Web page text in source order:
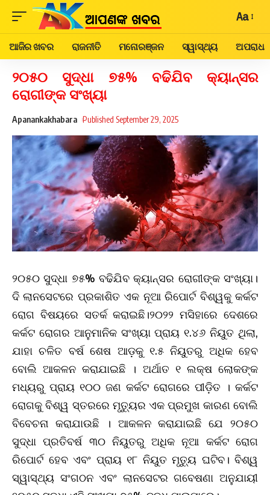
Aa
ଆଜିର ଖବର ରାଜନୀତି ମନୋରଞ୍ଜନ ସ୍ୱାସ୍ଥ୍ୟ ଅପରାଧ
୨୦୫୦ ସୁଦ୍ଧା ୭୫% ବଢିଯିବ କ୍ୟାନ୍ସର
ରୋଗୀଙ୍କ ସଂଖ୍ୟା
Apanankakhabara Published September 29, 2025
୨୦୫୦ ସୁଦ୍ଧା ୭୫% ବଢିଯିବ କ୍ୟାନ୍ସର ରୋଗୀଙ୍କ ସଂଖ୍ୟା।
ଦି ଲାନସେଟରେ ପ୍ରକାଶିତ ଏକ ନୂଆ ରିପୋର୍ଟ ବିଶ୍ୱକୁ କର୍କଟ
ରୋଗ ବିଷୟରେ ସତର୍କ କରାଇଛି।୨୦୨୨ ମସିହାରେ ଦେଶରେ
କର୍କଟ ରୋଗର ଆନୁମାନିକ ସଂଖ୍ୟା ପ୍ରାୟ ୧.୪୬ ନିୟୁତ ଥିଲା,
ଯାହା ଚଳିତ ବର୍ଷ ଶେଷ ଆଡ଼କୁ ୧.୫ ନିୟୁତରୁ ଅଧିକ ହେବ
ବୋଲି ଆକଳନ କରାଯାଇଛି । ଅର୍ଥାତ ୧ ଲକ୍ଷ ଲୋକଙ୍କ
ମଧ୍ୟରୁ ପ୍ରାୟ ୧୦୦ ଜଣ କର୍କଟ ରୋଗରେ ପୀଡ଼ିତ । କର୍କଟ
ରୋଗକୁ ବିଶ୍ୱ ସ୍ତରରେ ମୃତ୍ୟୁର ଏକ ପ୍ରମୁଖ କାରଣ ବୋଲି
ବିବେଚନା କରାଯାଉଛି । ଆକଳନ କରାଯାଇଛି ଯେ ୨୦୫୦
ସୁଦ୍ଧା ପ୍ରତିବର୍ଷ ୩୦ ନିୟୁତରୁ ଅଧିକ ନୂଆ କର୍କଟ ରୋଗ
ରିପୋର୍ଟ ହେବ ଏବଂ ପ୍ରାୟ ୧୮ ନିୟୁତ ମୃତ୍ୟୁ ଘଟିବ। ବିଶ୍ୱ
ସ୍ୱାସ୍ଥ୍ୟ ସଂଗଠନ ଏବଂ ଲାନସେଟର ଗବେଷଣା ଅନୁଯାୟୀ